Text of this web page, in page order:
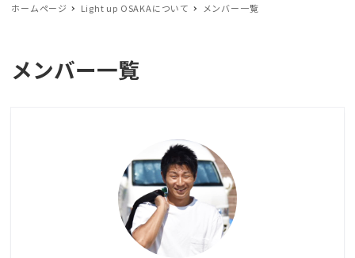
ホームページ Light up OSAKAについて メンバー一覧
メンバー一覧